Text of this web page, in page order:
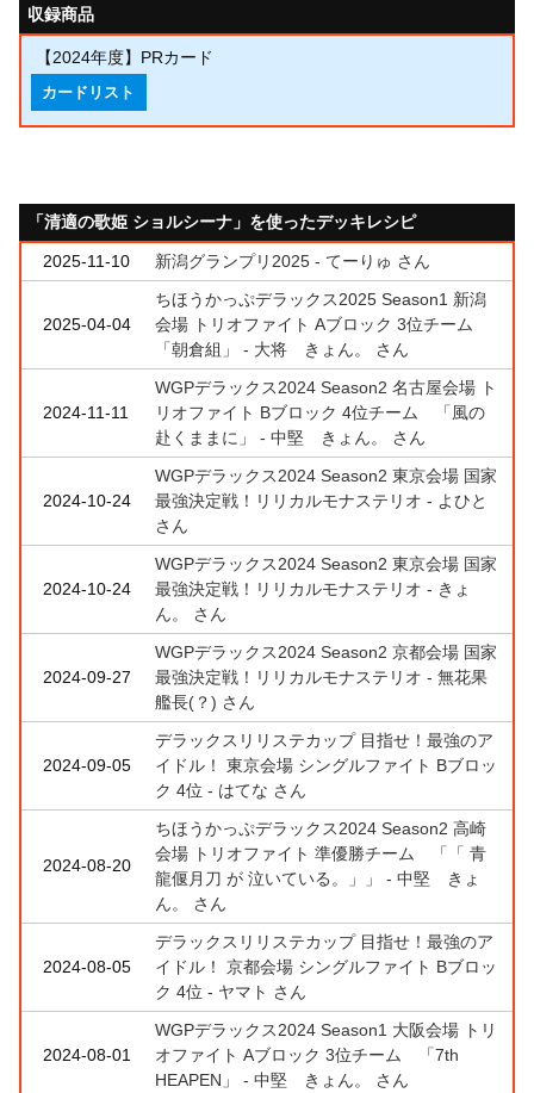
収録商品
【2024年度】PRカード
カードリスト
「清適の歌姫 ショルシーナ」を使ったデッキレシピ
2025-11-10 新潟グランプリ2025 - てーりゅ さん
2025-04-04
ちほうかっぷデラックス2025 Season1 新潟
会場 トリオファイト Aブロック 3位チーム
「朝倉組」 - 大将 きょん。 さん
2024-11-11
WGPデラックス2024 Season2 名古屋会場 ト
リオファイト Bブロック 4位チーム 「風の
赴くままに」 - 中堅 きょん。 さん
2024-10-24
WGPデラックス2024 Season2 東京会場 国家
最強決定戦！リリカルモナステリオ - よひと
さん
2024-10-24
WGPデラックス2024 Season2 東京会場 国家
最強決定戦！リリカルモナステリオ - きょ
ん。 さん
2024-09-27
WGPデラックス2024 Season2 京都会場 国家
最強決定戦！リリカルモナステリオ - 無花果
艦長(？) さん
2024-09-05
デラックスリリステカップ 目指せ！最強のア
イドル！ 東京会場 シングルファイト Bブロッ
ク 4位 - はてな さん
2024-08-20
ちほうかっぷデラックス2024 Season2 高崎
会場 トリオファイト 準優勝チーム 「「 青
龍偃月刀 が 泣いている。」」 - 中堅 きょ
ん。 さん
2024-08-05
デラックスリリステカップ 目指せ！最強のア
イドル！ 京都会場 シングルファイト Bブロッ
ク 4位 - ヤマト さん
2024-08-01
WGPデラックス2024 Season1 大阪会場 トリ
オファイト Aブロック 3位チーム 「7th
HEAPEN」 - 中堅 きょん。 さん